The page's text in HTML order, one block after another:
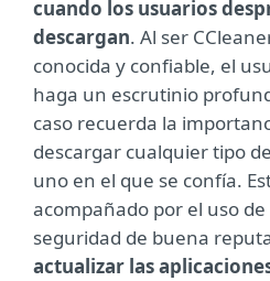
cuando los usuarios
descargan. Al ser
conocida y confiable, el
haga un escrutinio
caso recuerda la
descargar cualquier tipo
uno en el que se confía.
acompañado por el uso
seguridad de buena
actualizar las